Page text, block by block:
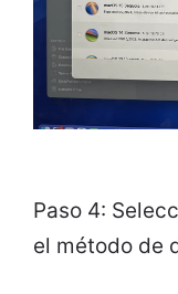
Paso 4:
el método de